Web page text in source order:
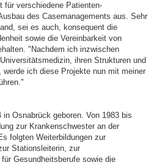
für verschiedene Patienten-
des Casemanagements aus. Sehr
sei es auch, konsequent die
sowie die Vereinbarkeit von
"Nachdem ich inzwischen
ihren Strukturen und
ich diese Projekte nun mit meiner
Osnabrück geboren. Von 1983 bis
zur Krankenschwester an der
folgten Weiterbildungen zur
Stationsleiterin, zur
Gesundheitsberufe sowie die